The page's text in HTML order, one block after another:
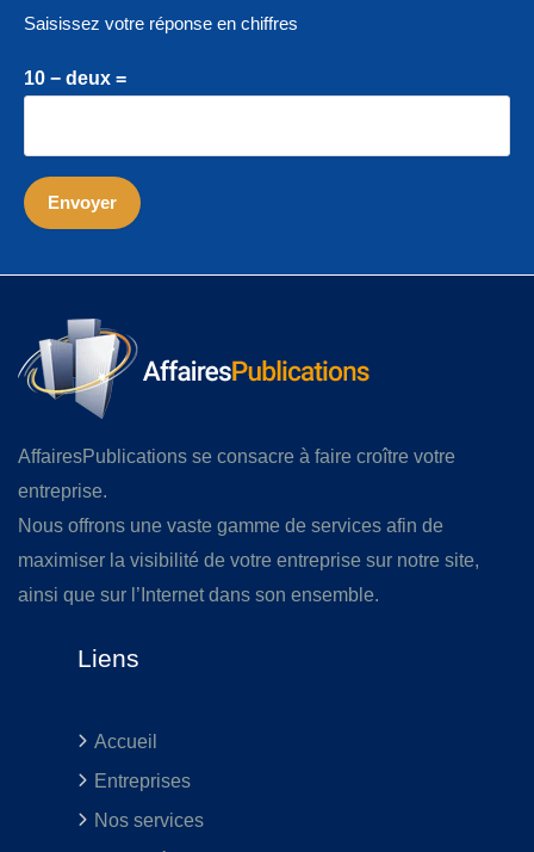
Saisissez votre réponse en chiffres
10 − deux =
AffairesPublications se consacre à faire croître votre
entreprise.
Nous offrons une vaste gamme de services afin de
maximiser la visibilité de votre entreprise sur notre site,
ainsi que sur l’Internet dans son ensemble.
Liens
Accueil
Entreprises
Nos services